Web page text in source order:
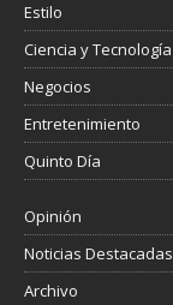
Estilo
Ciencia y Tecnología
Negocios
Entretenimiento
Quinto Día
Opinión
Noticias Destacadas
Archivo